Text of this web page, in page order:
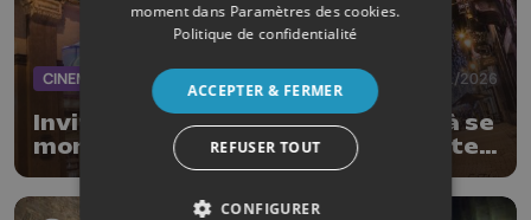
CINEMA 09/01/2026
Invité : les Grignoux s'apprêtent à se
montrer résilient dans un contexte
difficile
moment dans Paramètres des cookies.
Politique de confidentialité
ACCEPTER & FERMER
REFUSER TOUT
CONFIGURER